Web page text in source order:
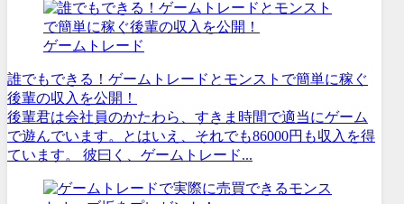
ゲームトレード
誰でもできる！ゲームトレードとモンストで簡単に稼ぐ
後輩の収入を公開！
後輩君は会社員のかたわら、すきま時間で適当にゲーム
で遊んでいます。とはいえ、それでも86000円も収入を得
ています。 彼曰く、ゲームトレード...